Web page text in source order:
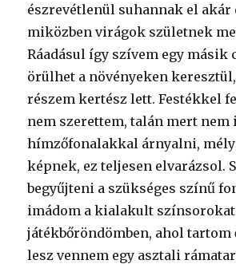
észrevétlenül suhannak el akár
miközben virágok születnek
Ráadásul így szívem egy másik
örülhet a növényeken
részem kertész lett. Festékkel
nem szerettem, talán mert nem
hímzőfonalakkal árnyalni,
képnek, ez teljesen elvarázsol.
begyűjteni a szükséges színű
imádom a kialakult
játékbőröndömben, ahol tartom
lesz vennem egy asztali